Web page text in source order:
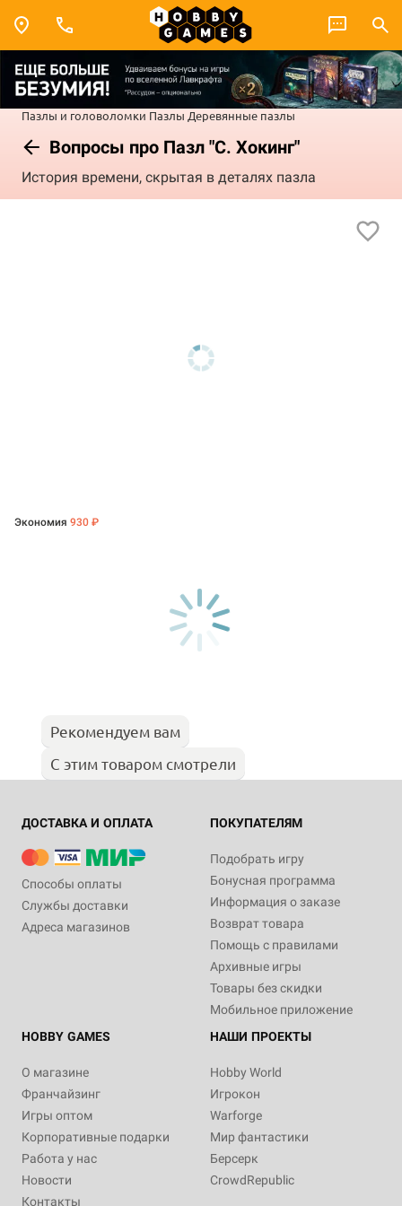
Пазлы и головоломки Пазлы Деревянные пазлы
Вопросы про Пазл "С. Хокинг"
История времени, скрытая в деталях пазла
Экономия 930 ₽
Рекомендуем вам
С этим товаром смотрели
ДОСТАВКА И ОПЛАТА
Способы оплаты
Службы доставки
Адреса магазинов
ПОКУПАТЕЛЯМ
Подобрать игру
Бонусная программа
Информация о заказе
Возврат товара
Помощь с правилами
Архивные игры
Товары без скидки
Мобильное приложение
HOBBY GAMES
О магазине
Франчайзинг
Игры оптом
Корпоративные подарки
Работа у нас
Новости
Контакты
НАШИ ПРОЕКТЫ
Hobby World
Игрокон
Warforge
Мир фантастики
Берсерк
CrowdRepublic